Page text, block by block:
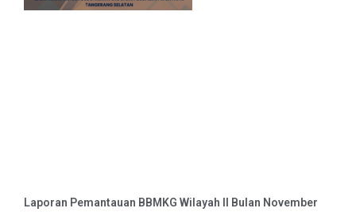
Laporan Pemantauan BBMKG Wilayah II Bulan November